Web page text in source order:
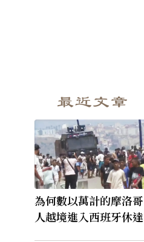
最近文章
為何數以萬計的摩洛哥
人越境進入西班牙休達